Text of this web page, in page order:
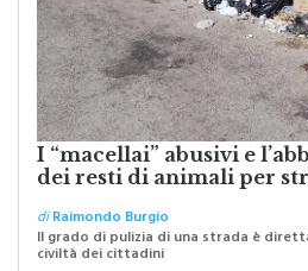
I “macellai” abusivi e
dei resti di animali per
diRaimondo Burgio
Il grado di pulizia di una strada è
civiltà dei cittadini